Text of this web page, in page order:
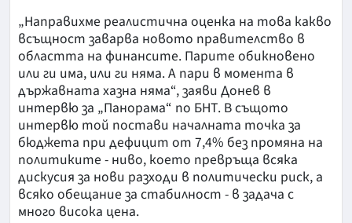
„Направихме реалистична оценка на това какво
всъщност заварва новото правителство в
областта на финансите. Парите обикновено
или ги има, или ги няма. А пари в момента в
държавната хазна няма“, заяви Донев в
интервю за „Панорама“ по БНТ. В същото
интервю той постави началната точка за
бюджета при дефицит от 7,4% без промяна на
политиките - ниво, което превръща всяка
дискусия за нови разходи в политически риск, а
всяко обещание за стабилност - в задача с
много висока цена.